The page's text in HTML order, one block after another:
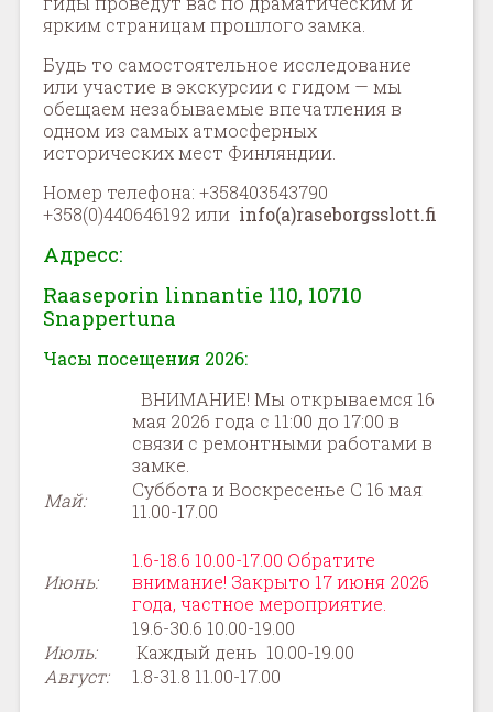
ярким страницам прошлого замка.
Будь то самостоятельное исследование
или участие в экскурсии с гидом — мы
обещаем незабываемые впечатления в
одном из самых атмосферных
исторических мест Финляндии.
Номер телефона: +358403543790
+358(0)440646192 или info(a)raseborgsslott.fi
Адресс:
Raaseporin linnantie 110, 10710
Snappertuna
Часы посещения 2026:
ВНИМАНИЕ! Мы открываемся 16
мая 2026 года с 11:00 до 17:00 в
связи с ремонтными работами в
замке.
Май:
Суббота и Воскресенье С 16 мая
11.00-17.00
Июнь:
1.6-18.6 10.00-17.00 Обратите
внимание! Закрыто 17 июня 2026
года, частное мероприятие.
19.6-30.6 10.00-19.00
Июль:
Каждый день 10.00-19.00
Август: 1.8-31.8 11.00-17.00